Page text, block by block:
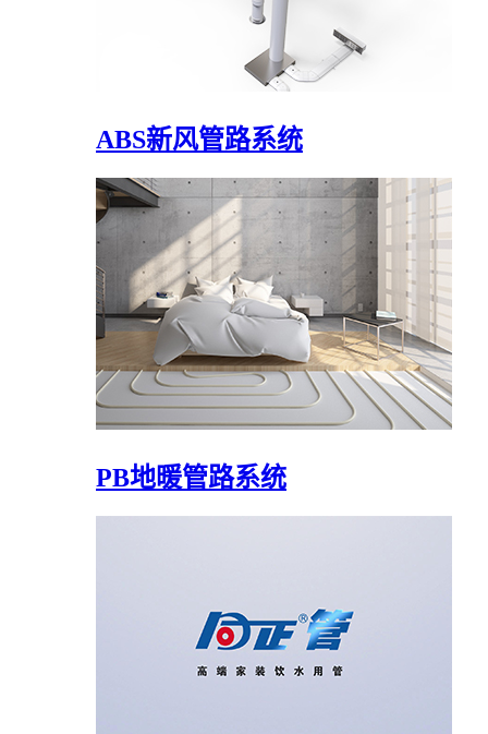
ABS新风管路系统
PB地暖管路系统